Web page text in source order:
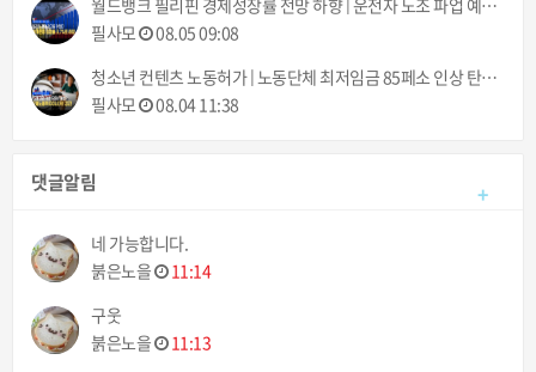
필사모
08.05 09:08
청소년 컨텐츠 노동허가 | 노동단체 최저임금 85페소 인상 탄원서 제출 | 필리핀동포방송 | 필리핀한인방송 | 필리핀뉴스룸
필사모
08.04 11:38
+
댓글알림
네 가능합니다.
붉은노을
11:14
구웃
붉은노을
11:13